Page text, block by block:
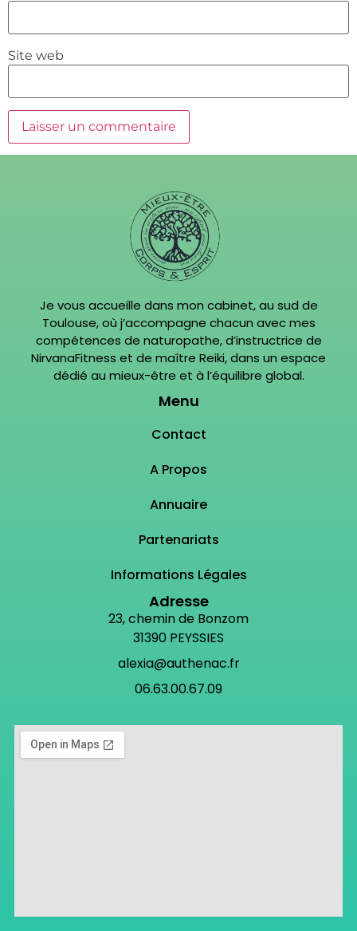
Site web
Je vous accueille dans mon cabinet, au sud de
Toulouse, où j’accompagne chacun avec mes
compétences de naturopathe, d’instructrice de
NirvanaFitness et de maître Reiki, dans un espace
dédié au mieux-être et à l’équilibre global.
Menu
Contact
A Propos
Annuaire
Partenariats
Informations Légales
Adresse
23, chemin de Bonzom
31390 PEYSSIES
alexia@authenac.fr
06.63.00.67.09